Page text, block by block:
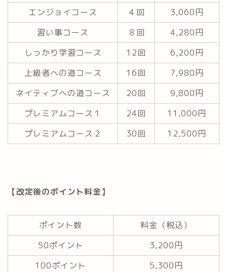
エンジョイコース
４回
3,060円
習い事コース
８回
4,280円
しっかり学習コース
12回
6,200円
上級者への道コース
16回
7,980円
ネイティブへの道コース
20回
9,800円
プレミアムコース１
24回
11,000円
プレミアムコース２
30回 12,500円
【改定後のポイント料金】
ポイント数
料金（税込）
50ポイント
3,200円
100ポイント
5,300円